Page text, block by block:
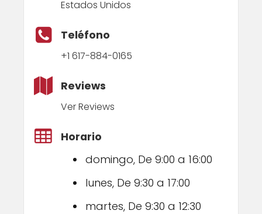
Estados Unidos
Teléfono
+1 617-884-0165
Reviews
Ver Reviews
Horario
domingo, De 9:00 a 16:00
lunes, De 9:30 a 17:00
martes, De 9:30 a 12:30